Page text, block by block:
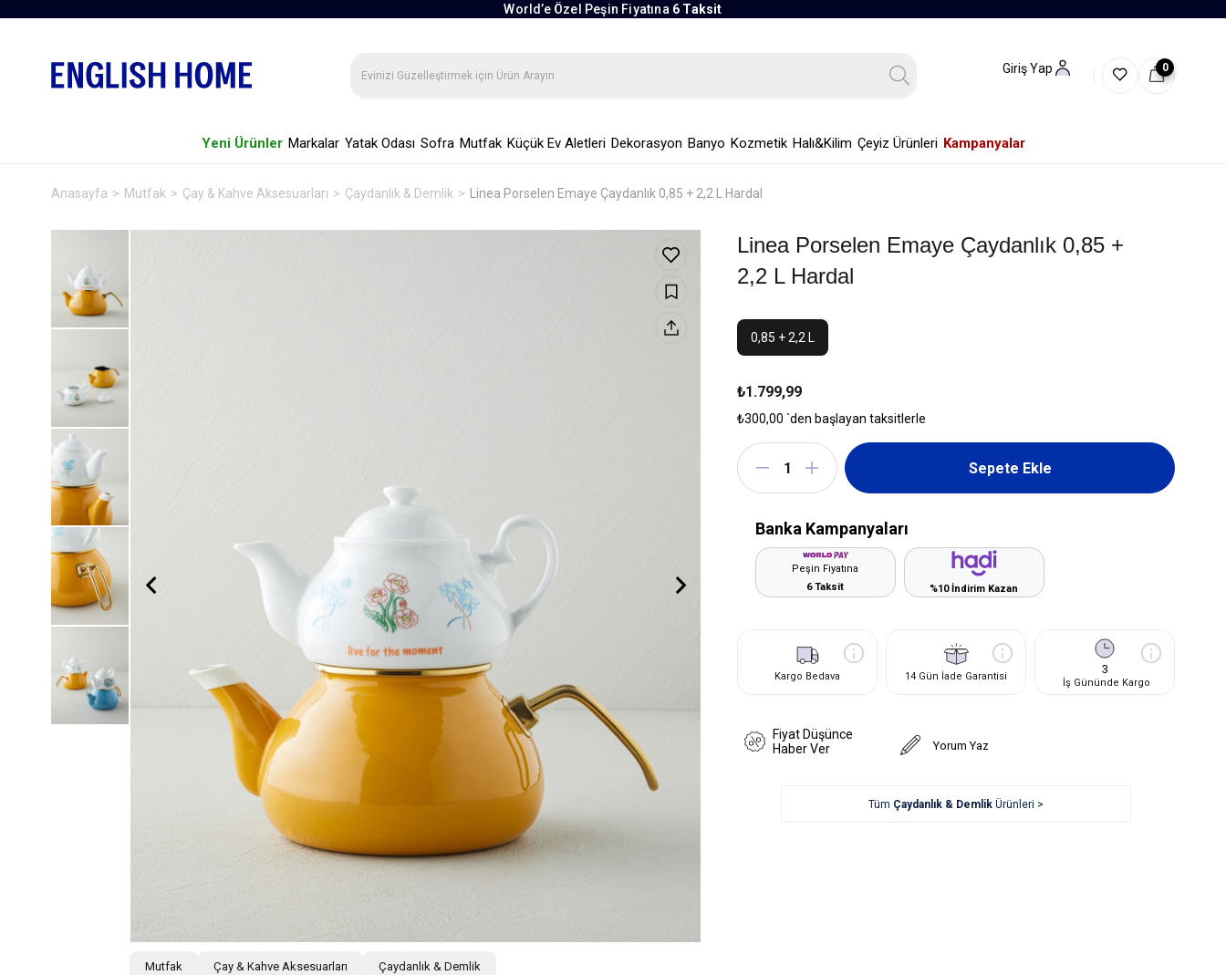
World’e Özel Peşin Fiyatına 6 Taksit
Giriş Yap 0
Yeni Ürünler Markalar Yatak Odası Sofra Mutfak Küçük Ev Aletleri Dekorasyon Banyo Kozmetik Halı&Kilim Çeyiz Ürünleri Kampanyalar
Anasayfa Mutfak Çay & Kahve Aksesuarları Çaydanlık & Demlik Linea Porselen Emaye Çaydanlık 0,85 + 2,2 L Hardal
Mutfak Çay & Kahve Aksesuarları Çaydanlık & Demlik
Linea Porselen Emaye Çaydanlık 0,85 +
2,2 L Hardal
0,85 + 2,2 L
₺1.799,99
₺300,00 `den başlayan taksitlerle
Banka Kampanyaları
Peşin Fiyatına
6 Taksit
%10 İndirim Kazan
Kargo Bedava 14 Gün İade Garantisi 3
İş Gününde Kargo
Fiyat Düşünce
Haber Ver
Yorum Yaz
Tüm Çaydanlık & Demlik Ürünleri >